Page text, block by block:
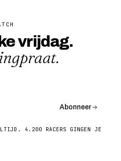
vrijdag.
Abonneer
4.200 RACERS GINGEN JE